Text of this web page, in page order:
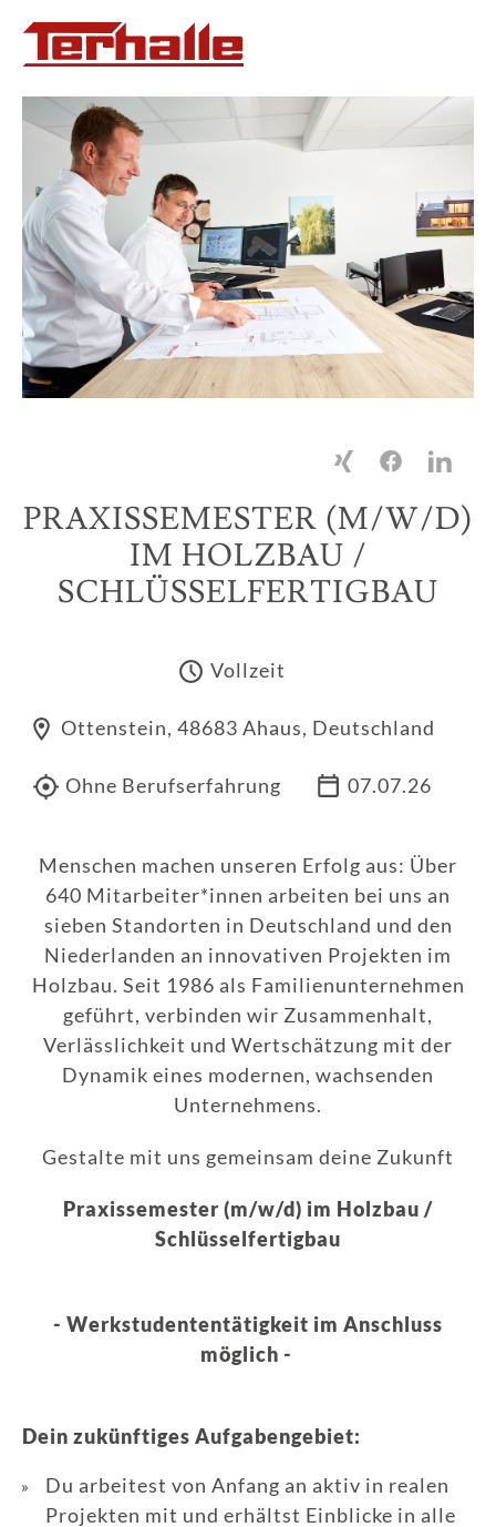
PRAXISSEMESTER (M/W/D)
IM HOLZBAU /
SCHLÜSSELFERTIGBAU
Vollzeit
Ottenstein, 48683 Ahaus, Deutschland
Ohne Berufserfahrung 07.07.26
Menschen machen unseren Erfolg aus: Über
640 Mitarbeiter*innen arbeiten bei uns an
sieben Standorten in Deutschland und den
Niederlanden an innovativen Projekten im
Holzbau. Seit 1986 als Familienunternehmen
geführt, verbinden wir Zusammenhalt,
Verlässlichkeit und Wertschätzung mit der
Dynamik eines modernen, wachsenden
Unternehmens.
Gestalte mit uns gemeinsam deine Zukunft
Praxissemester (m/w/d) im Holzbau /
Schlüsselfertigbau
- Werkstudententätigkeit im Anschluss
möglich -
Dein zukünftiges Aufgabengebiet:
Du arbeitest von Anfang an aktiv in realen
Projekten mit und erhältst Einblicke in alle